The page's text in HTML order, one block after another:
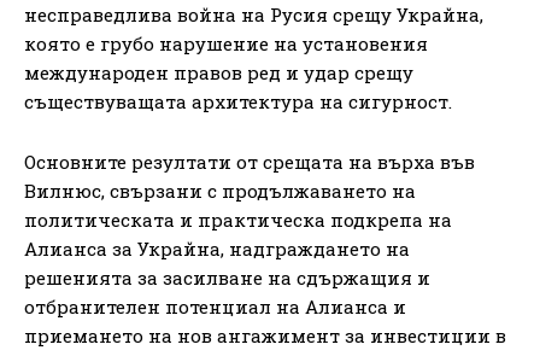
несправедлива война на Русия срещу Украйна,
която е грубо нарушение на установения
международен правов ред и удар срещу
съществуващата архитектура на сигурност.
Основните резултати от срещата на върха във
Вилнюс, свързани с продължаването на
политическата и практическа подкрепа на
Алианса за Украйна, надграждането на
решенията за засилване на сдържащия и
отбранителен потенциал на Алианса и
приемането на нов ангажимент за инвестиции в